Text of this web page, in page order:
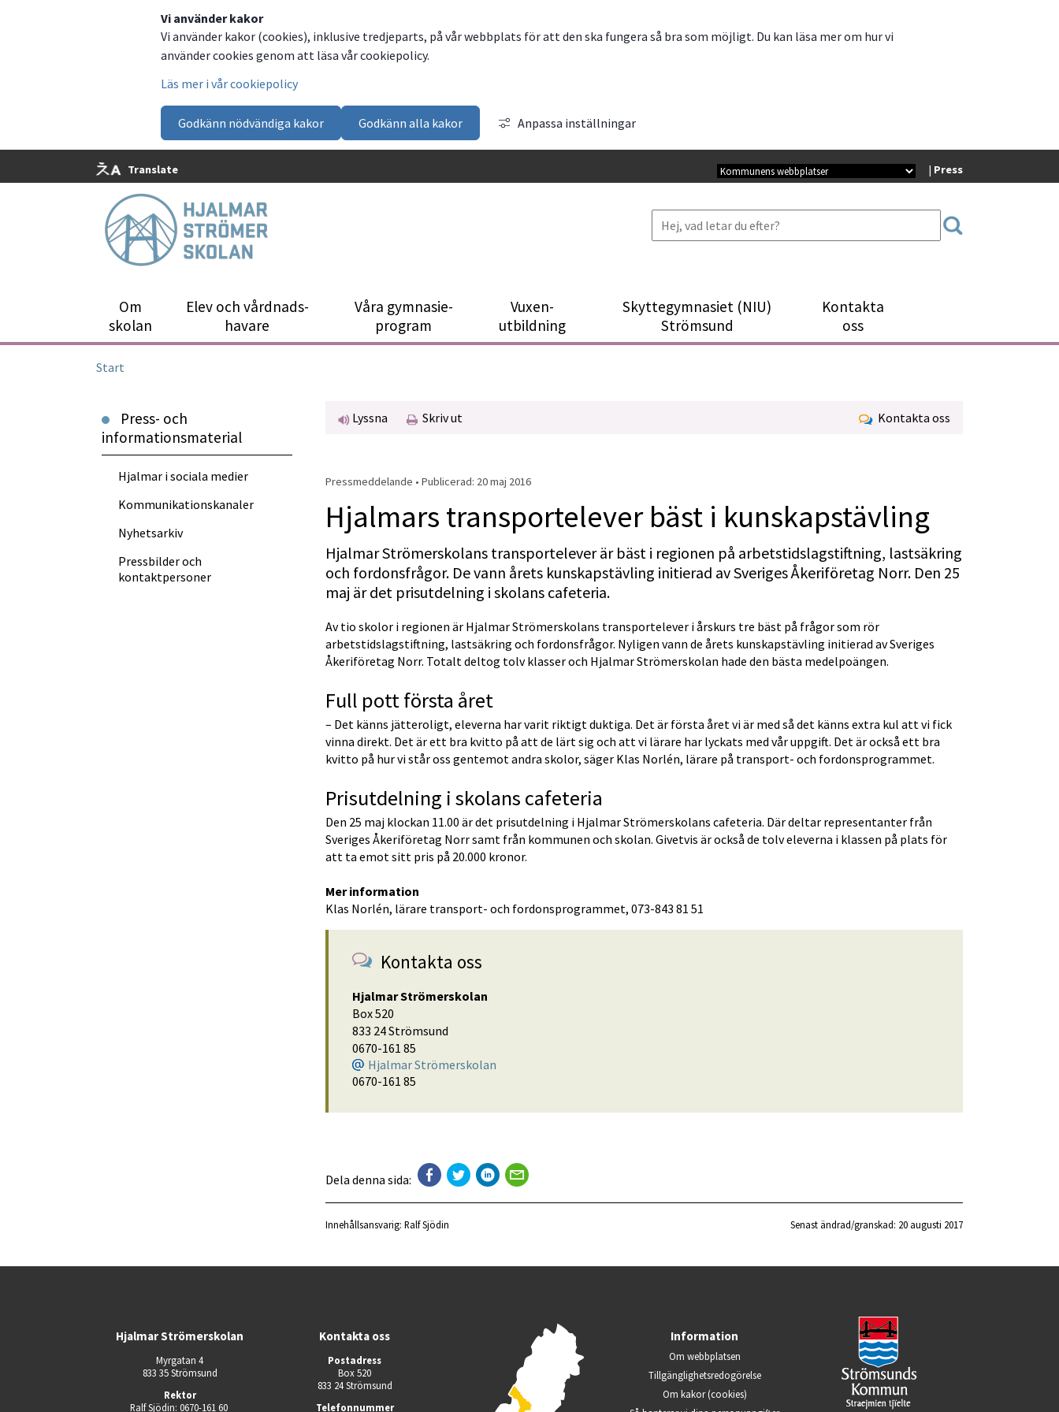
Vi använder kakor
Vi använder kakor (cookies), inklusive tredjeparts, på vår webbplats för att den ska fungera så bra som möjligt. Du kan läsa mer om hur vi
använder cookies genom att läsa vår cookiepolicy.
Läs mer i vår cookiepolicy
Godkänn nödvändiga kakor Godkänn alla kakor Anpassa inställningar
Translate | Press
Kommunala webbplatser
Om
skolan
Elev och vårdnads­
havare
Våra gymnasie­
program
Vuxen­
utbildning
Skytte­gymnasiet (NIU)
Strömsund
Kontakta
oss
Start
Lyssna Skriv ut Kontakta oss
Pressmeddelande • Publicerad: 20 maj 2016
Hjalmars transportelever bäst i kunskapstävling
Hjalmar Strömerskolans transportelever är bäst i regionen på arbetstidslagstiftning, lastsäkring
och fordonsfrågor. De vann årets kunskapstävling initierad av Sveriges Åkeriföretag Norr. Den 25
maj är det prisutdelning i skolans cafeteria.
Av tio skolor i regionen är Hjalmar Strömerskolans transportelever i årskurs tre bäst på frågor som rör
arbetstidslagstiftning, lastsäkring och fordonsfrågor. Nyligen vann de årets kunskapstävling initierad av Sveriges
Åkeriföretag Norr. Totalt deltog tolv klasser och Hjalmar Strömerskolan hade den bästa medelpoängen.
Full pott första året
– Det känns jätteroligt, eleverna har varit riktigt duktiga. Det är första året vi är med så det känns extra kul att vi fick
vinna direkt. Det är ett bra kvitto på att de lärt sig och att vi lärare har lyckats med vår uppgift. Det är också ett bra
kvitto på hur vi står oss gentemot andra skolor, säger Klas Norlén, lärare på transport- och fordonsprogrammet.
Prisutdelning i skolans cafeteria
Den 25 maj klockan 11.00 är det prisutdelning i Hjalmar Strömerskolans cafeteria. Där deltar representanter från
Sveriges Åkeriföretag Norr samt från kommunen och skolan. Givetvis är också de tolv eleverna i klassen på plats för
att ta emot sitt pris på 20.000 kronor.
Mer information
Klas Norlén, lärare transport- och fordonsprogrammet, 073-843 81 51
Kontakta oss
Hjalmar Strömerskolan
Box 520
833 24 Strömsund
0670-161 85
Hjalmar Strömerskolan
0670-161 85
Dela denna sida:
Innehållsansvarig: Ralf Sjödin Senast ändrad/granskad: 20 augusti 2017
Press- och
informationsmaterial
Hjalmar i sociala medier
Kommunikationskanaler
Nyhetsarkiv
Pressbilder och
kontaktpersoner
Hjalmar Strömerskolan
Myrgatan 4
833 35 Strömsund
Rektor
Ralf Sjödin: 0670-161 60
Kontakta oss
Postadress
Box 520
833 24 Strömsund
Telefonnummer
Information
Om webbplatsen
Tillgänglighets­redogörelse
Om kakor (cookies)